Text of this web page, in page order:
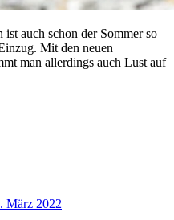
auch schon der Sommer so
Mit den neuen
man allerdings auch Lust auf
März 2022